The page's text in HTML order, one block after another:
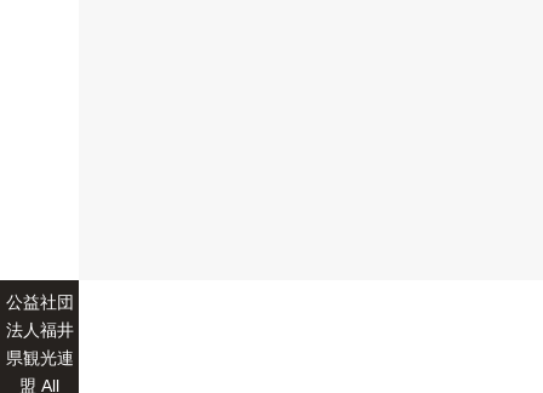
公益社団
法人福井
県観光連
盟 All